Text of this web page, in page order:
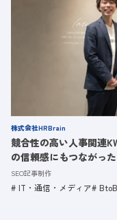
株式会社HRBrain
競合性の高い人事関連
の信頼感にもつながっ
SEO記事制作
IT・通信・メディア BtoB